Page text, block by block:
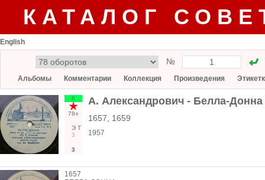
КАТАЛОГ
English
№
Альбомы Комментарии Коллекция Произведения
6
78○
Э Т
3
3
А. Александрович - Белла-
1657, 1659
1957
1657